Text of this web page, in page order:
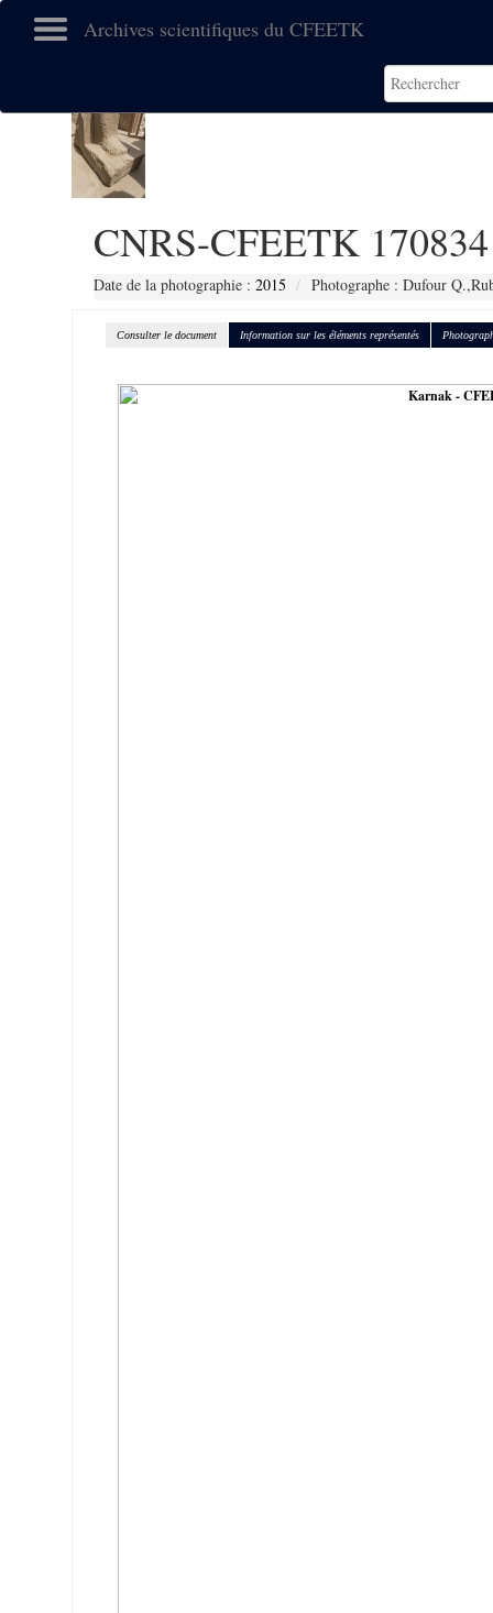
Archives scientifiques du CFEETK
CNRS-CFEETK 170834
Date de la photographie : 2015 Photographe : Dufour
Consulter le document Information sur les éléments représentés